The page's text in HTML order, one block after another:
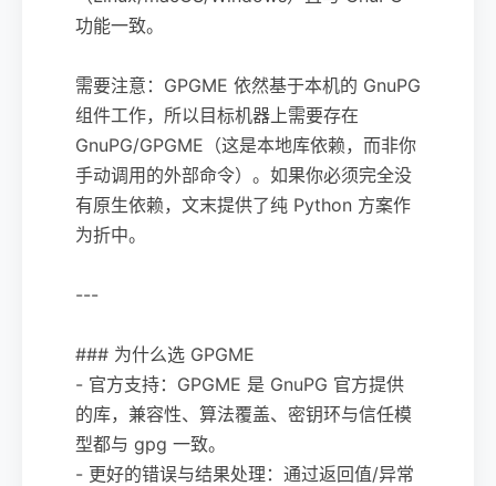
功能一致。
需要注意：GPGME 依然基于本机的 GnuPG
组件工作，所以目标机器上需要存在
GnuPG/GPGME（这是本地库依赖，而非你
手动调用的外部命令）。如果你必须完全没
有原生依赖，文末提供了纯 Python 方案作
为折中。
---
### 为什么选 GPGME
- 官方支持：GPGME 是 GnuPG 官方提供
的库，兼容性、算法覆盖、密钥环与信任模
型都与 gpg 一致。
- 更好的错误与结果处理：通过返回值/异常